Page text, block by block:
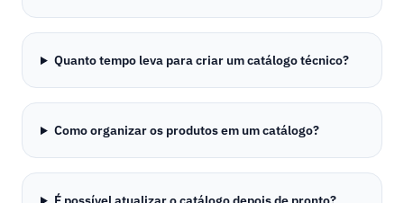
Quanto tempo leva para criar um catálogo técnico?
Como organizar os produtos em um catálogo?